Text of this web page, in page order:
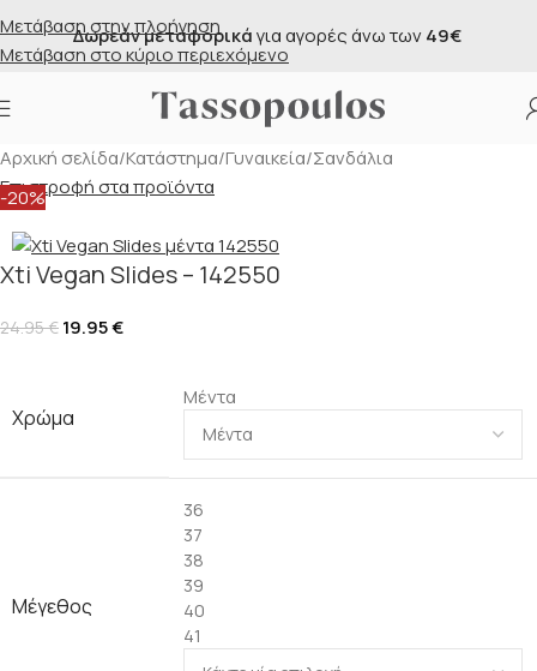
Μετάβαση στην πλοήγηση
Μετάβαση στο κύριο περιεχόμενο
Δωρεάν μεταφορικάγια αγορές άνω των49€
Αρχική σελίδα/Κατάστημα/Γυναικεία/Σανδάλια
Επιστροφή στα προϊόντα
-20%
Xti Vegan Slides – 142550
24.95€ 19.95€
Χρώμα
Μέντα
Μέγεθος
36
37
38
39
40
41